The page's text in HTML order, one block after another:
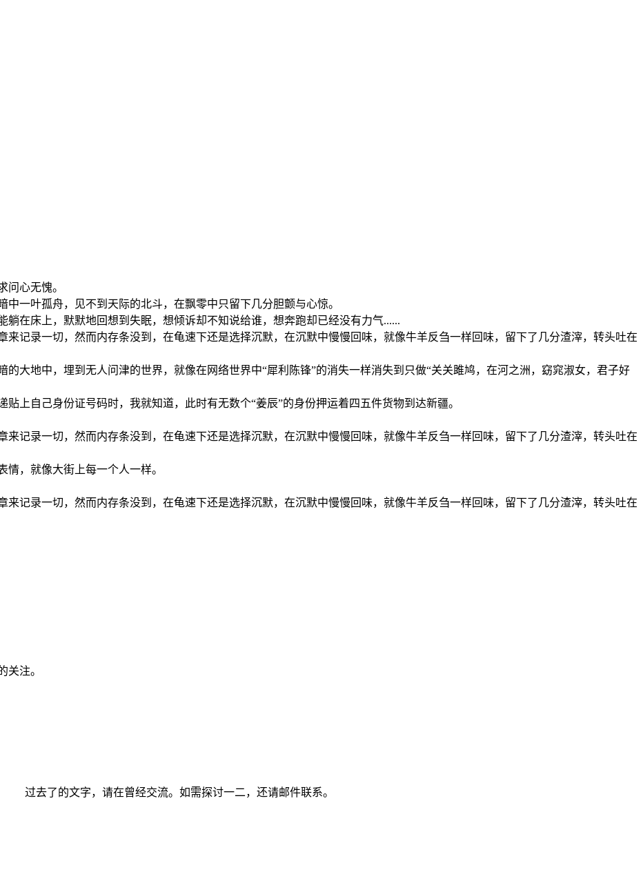
问心无愧。
一叶孤舟，见不到天际的北斗，在飘零中只留下几分胆颤与心惊。
躺在床上，默默地回想到失眠，想倾诉却不知说给谁，想奔跑却已经没有力气......
记录一切，然而内存条没到，在龟速下还是选择沉默，在沉默中慢慢回味，就像牛羊反刍一样回味，留下了几分渣滓，转头吐在
大地中，埋到无人问津的世界，就像在网络世界中“犀利陈锋”的消失一样消失到只做“关关雎鸠，在河之洲，窈窕淑女，君子好
上自己身份证号码时，我就知道，此时有无数个“姜辰”的身份押运着四五件货物到达新疆。
记录一切，然而内存条没到，在龟速下还是选择沉默，在沉默中慢慢回味，就像牛羊反刍一样回味，留下了几分渣滓，转头吐在
，就像大街上每一个人一样。
记录一切，然而内存条没到，在龟速下还是选择沉默，在沉默中慢慢回味，就像牛羊反刍一样回味，留下了几分渣滓，转头吐在
关注。
过去了的文字，请在曾经交流。如需探讨一二，还请邮件联系。